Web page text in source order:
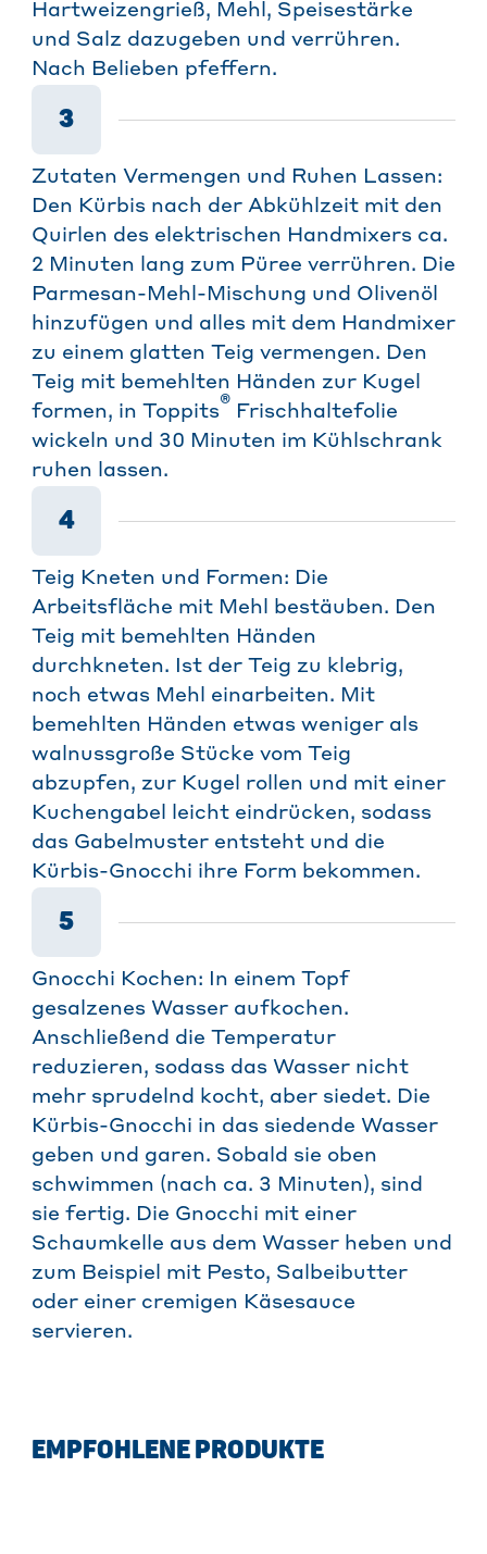
Hartweizengrieß, Mehl, Speisestärke
und Salz dazugeben und verrühren.
Nach Belieben pfeffern.
3
Zutaten Vermengen und Ruhen Lassen:
Den Kürbis nach der Abkühlzeit mit den
Quirlen des elektrischen Handmixers ca.
2 Minuten lang zum Püree verrühren. Die
Parmesan-Mehl-Mischung und Olivenöl
hinzufügen und alles mit dem Handmixer
zu einem glatten Teig vermengen. Den
Teig mit bemehlten Händen zur Kugel
formen, in Toppits® Frischhaltefolie
wickeln und 30 Minuten im Kühlschrank
ruhen lassen.
4
Teig Kneten und Formen: Die
Arbeitsfläche mit Mehl bestäuben. Den
Teig mit bemehlten Händen
durchkneten. Ist der Teig zu klebrig,
noch etwas Mehl einarbeiten. Mit
bemehlten Händen etwas weniger als
walnussgroße Stücke vom Teig
abzupfen, zur Kugel rollen und mit einer
Kuchengabel leicht eindrücken, sodass
das Gabelmuster entsteht und die
Kürbis-Gnocchi ihre Form bekommen.
5
Gnocchi Kochen: In einem Topf
gesalzenes Wasser aufkochen.
Anschließend die Temperatur
reduzieren, sodass das Wasser nicht
mehr sprudelnd kocht, aber siedet. Die
Kürbis-Gnocchi in das siedende Wasser
geben und garen. Sobald sie oben
schwimmen (nach ca. 3 Minuten), sind
sie fertig. Die Gnocchi mit einer
Schaumkelle aus dem Wasser heben und
zum Beispiel mit Pesto, Salbeibutter
oder einer cremigen Käsesauce
servieren.
EMPFOHLENE PRODUKTE